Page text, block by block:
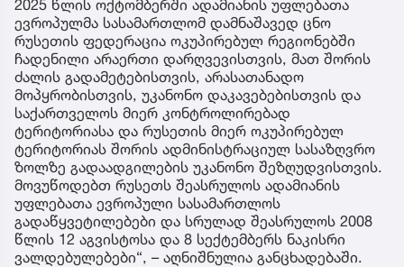
2025 წლის ოქტომბერში ადამიანის უფლებათა
ევროპულმა სასამართლომ დამნაშავედ ცნო
რუსეთის ფედერაცია ოკუპირებულ რეგიონებში
ჩადენილი არაერთი დარღვევისთვის, მათ შორის
ძალის გადამეტებისთვის, არასათანადო
მოპყრობისთვის, უკანონო დაკავებებისთვის და
საქართველოს მიერ კონტროლირებად
ტერიტორიასა და რუსეთის მიერ ოკუპირებულ
ტერიტორიას შორის ადმინისტრაციულ სასაზღვრო
ზოლზე გადაადგილების უკანონო შეზღუდვისთვის.
მოვუწოდებთ რუსეთს შეასრულოს ადამიანის
უფლებათა ევროპული სასამართლოს
გადაწყვეტილებები და სრულად შეასრულოს 2008
წლის 12 აგვისტოსა და 8 სექტემბერს ნაკისრი
ვალდებულებები“, – აღნიშნულია განცხადებაში.